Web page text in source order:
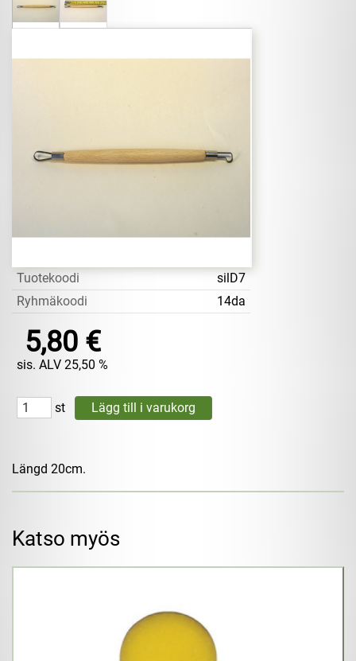
Tuotekoodi
silD7
Ryhmäkoodi
14da
5,80 €
sis. ALV 25,50 %
st
Längd 20cm.
Katso myös